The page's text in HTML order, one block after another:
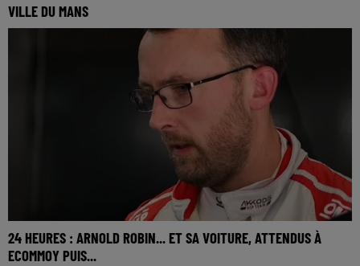
VILLE DU MANS
24 HEURES : ARNOLD ROBIN... ET SA VOITURE, ATTENDUS À
ECOMMOY PUIS...